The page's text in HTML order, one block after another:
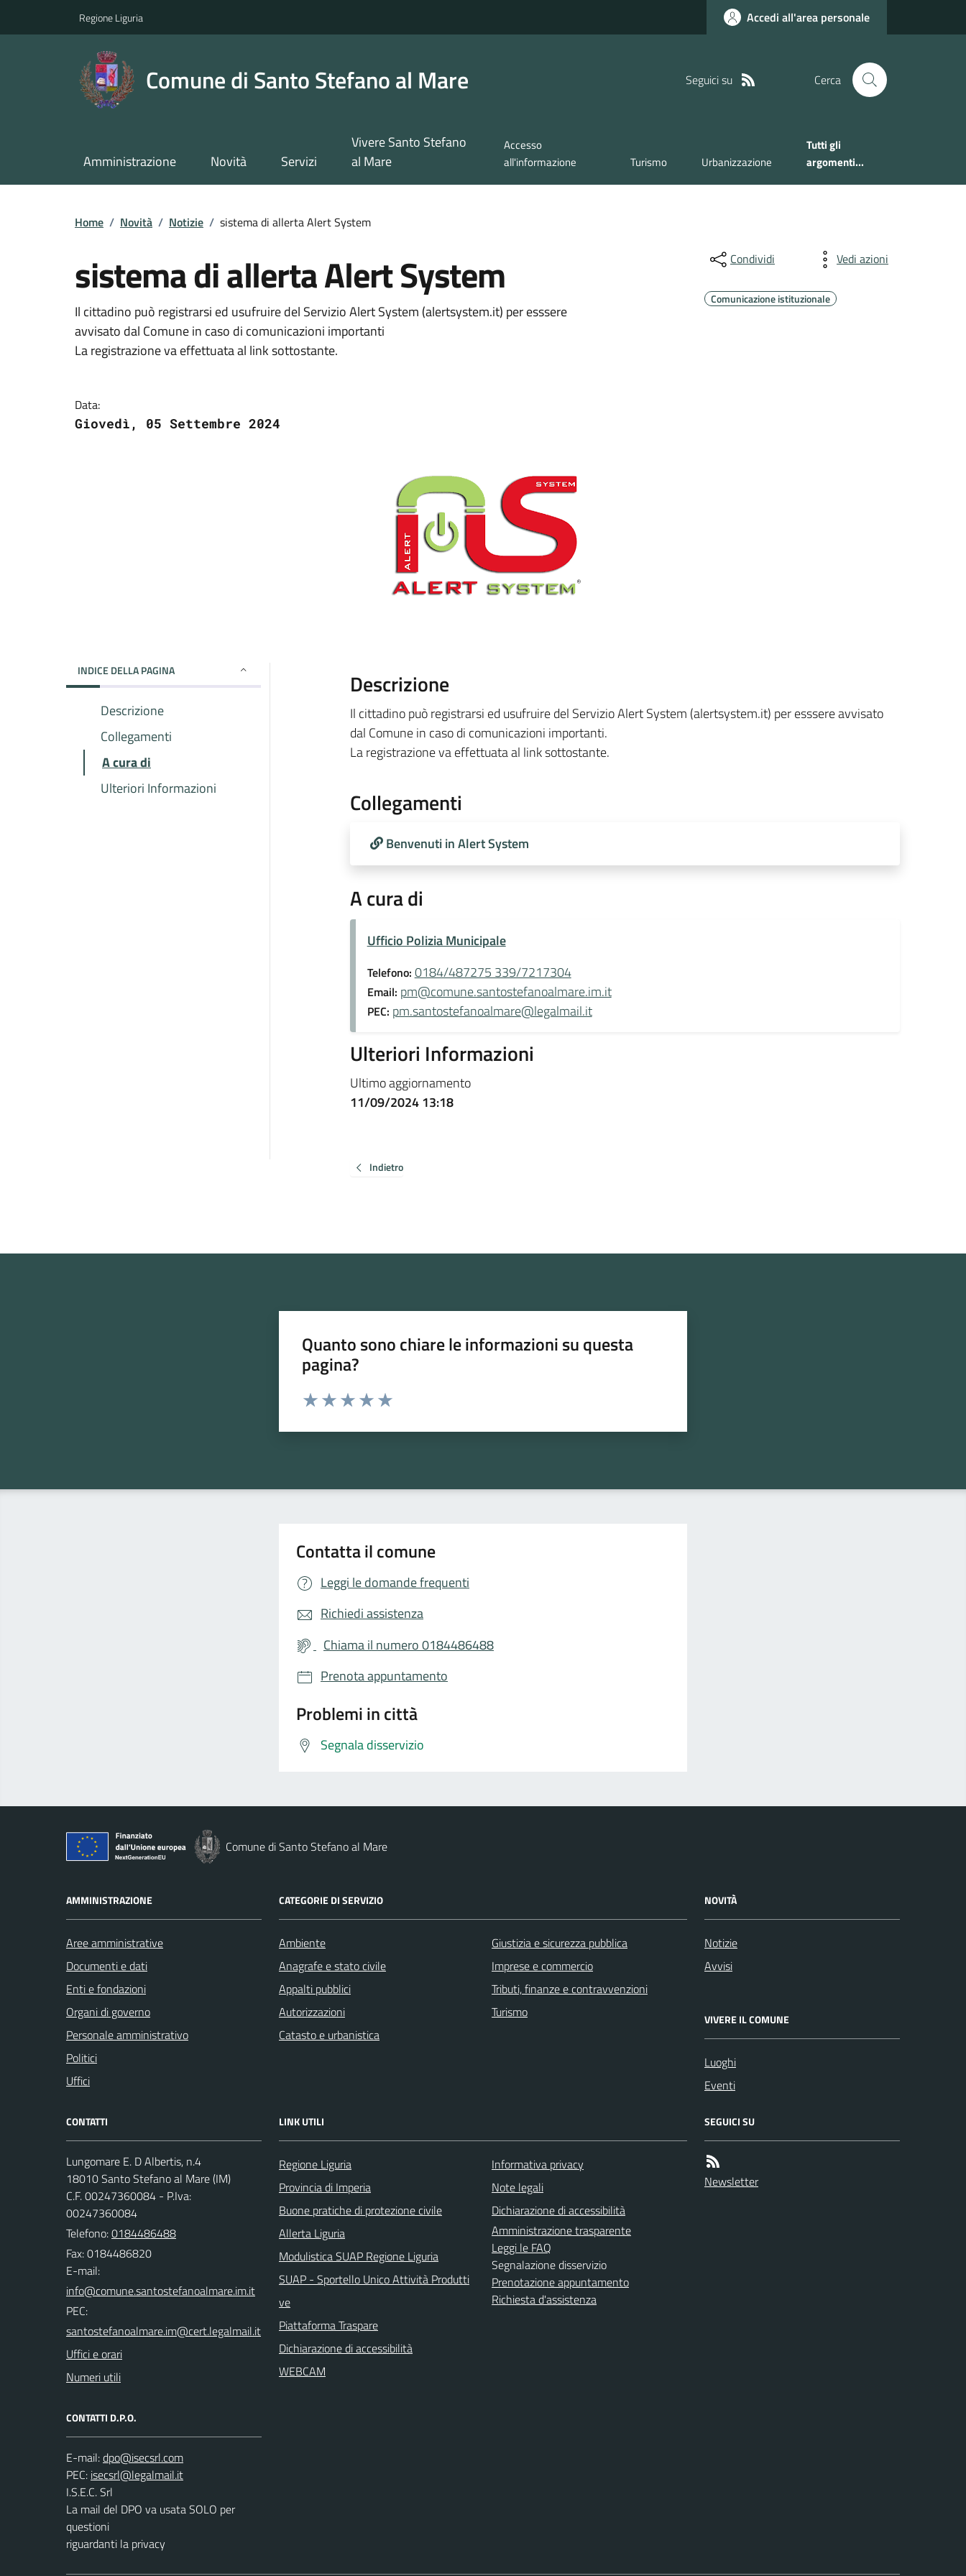
Regione Liguria Accedi all'area personale
Comune di Santo Stefano al Mare Seguici su Cerca
Amministrazione Novità Servizi
Vivere Santo Stefano
al Mare
Accesso
all'informazione
Turismo Urbanizzazione
Tutti gli
argomenti...
Home / Novità / Notizie / sistema di allerta Alert System
sistema di allerta Alert System
Il cittadino può registrarsi ed usufruire del Servizio Alert System (alertsystem.it) per esssere
avvisato dal Comune in caso di comunicazioni importanti
La registrazione va effettuata al link sottostante.
Data:
Giovedì, 05 Settembre 2024
Condividi Vedi azioni
Comunicazione istituzionale
INDICE DELLA PAGINA
Descrizione
Collegamenti
A cura di
Ulteriori Informazioni
Descrizione
Il cittadino può registrarsi ed usufruire del Servizio Alert System (alertsystem.it) per esssere avvisato
dal Comune in caso di comunicazioni importanti.
La registrazione va effettuata al link sottostante.
Collegamenti
Benvenuti in Alert System
A cura di
Ufficio Polizia Municipale
Telefono: 0184/487275 339/7217304
Email: pm@comune.santostefanoalmare.im.it
PEC: pm.santostefanoalmare@legalmail.it
Ulteriori Informazioni
Ultimo aggiornamento
11/09/2024 13:18
Indietro
Quanto sono chiare le informazioni su questa
pagina?
Valuta da 1 a 5 stelle la pagina
Contatta il comune
Leggi le domande frequenti
Richiedi assistenza
Chiama il numero 0184486488
Prenota appuntamento
Problemi in città
Segnala disservizio
Comune di Santo Stefano al Mare
AMMINISTRAZIONE
Aree amministrative
Documenti e dati
Enti e fondazioni
Organi di governo
Personale amministrativo
Politici
Uffici
CATEGORIE DI SERVIZIO
Ambiente
Anagrafe e stato civile
Appalti pubblici
Autorizzazioni
Catasto e urbanistica
Giustizia e sicurezza pubblica
Imprese e commercio
Tributi, finanze e contravvenzioni
Turismo
NOVITÀ
Notizie
Avvisi
VIVERE IL COMUNE
Luoghi
Eventi
CONTATTI
Lungomare E. D Albertis, n.4
18010 Santo Stefano al Mare (IM)
C.F. 00247360084 - P.Iva:
00247360084
Telefono:0184486488
Fax: 0184486820
E-mail:
PEC:
Uffici e orari
Numeri utili
CONTATTI D.P.O.
E-mail:
PEC:
I.S.E.C. Srl
La mail del DPO va usata SOLO per
questioni
riguardanti la privacy
LINK UTILI
Regione Liguria
Provincia di Imperia
Buone pratiche di protezione civile
Allerta Liguria
Modulistica SUAP Regione Liguria
SUAP - Sportello Unico Attività Produtti
ve
Piattaforma Traspare
Dichiarazione di accessibilità
WEBCAM
Informativa privacy
Note legali
Dichiarazione di accessibilità
Amministrazione trasparente
Leggi le FAQ
Segnalazione disservizio
Prenotazione appuntamento
Richiesta d'assistenza
SEGUICI SU
Newsletter